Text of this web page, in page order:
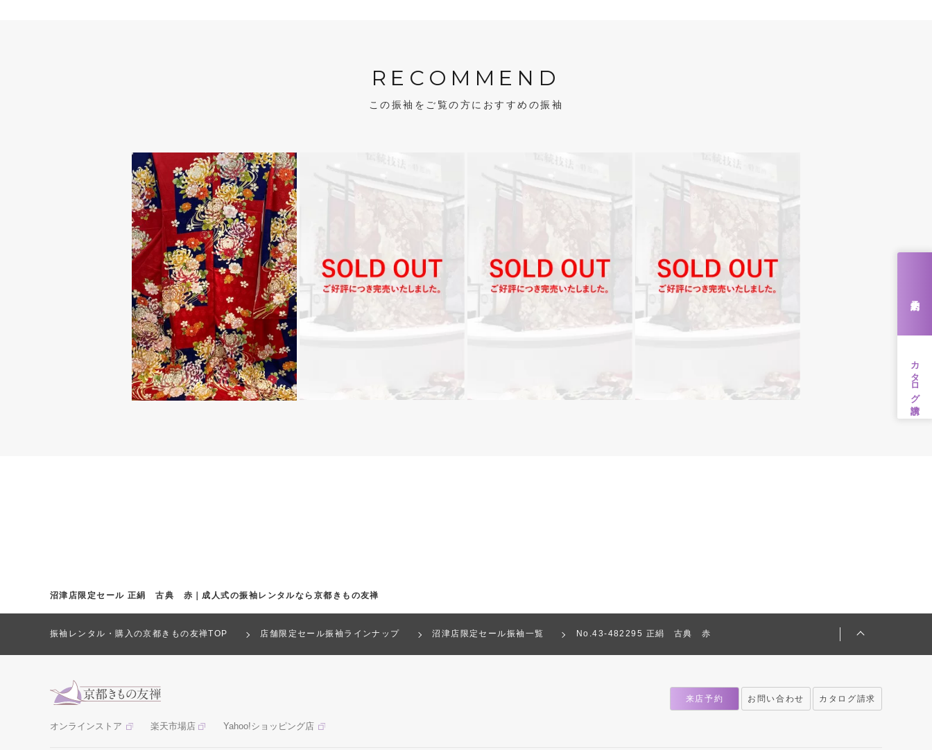
RECOMMEND
この振袖をご覧の方におすすめの振袖
沼津店限定セール 正絹 古典 赤｜成人式の振袖レンタルなら京都きもの友禅
振袖レンタル・購入の京都きもの友禅TOP 店舗限定セール振袖ラインナップ 沼津店限定セール振袖一覧 No.43-482295 正絹 古典 赤
カタログ請求
オンラインストア 楽天市場店 Yahoo!ショッピング店
来店予約 お問い合わせ カタログ請求